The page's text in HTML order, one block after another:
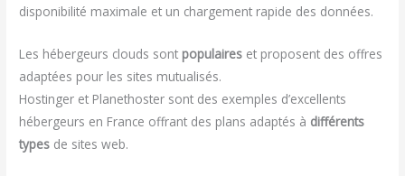
disponibilité maximale et un chargement rapide des données.
Les hébergeurs clouds sont populaires et proposent des offres
adaptées pour les sites mutualisés.
Hostinger et Planethoster sont des exemples d’excellents
hébergeurs en France offrant des plans adaptés à différents
types de sites web.